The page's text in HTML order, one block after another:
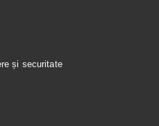
și securitate